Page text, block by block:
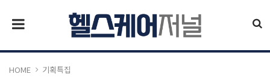
HOME 기획특집